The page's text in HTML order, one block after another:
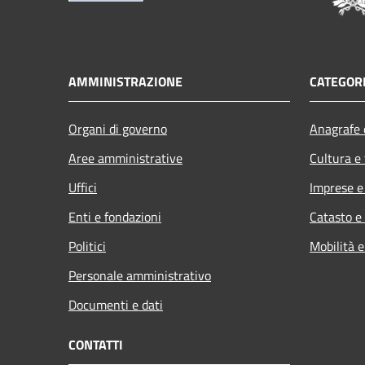
AMMINISTRAZIONE
Organi di governo
Aree amministrative
Uffici
Enti e fondazioni
Politici
Personale amministrativo
Documenti e dati
Cultura
Imprese
Catasto
Mobilità
CONTATTI